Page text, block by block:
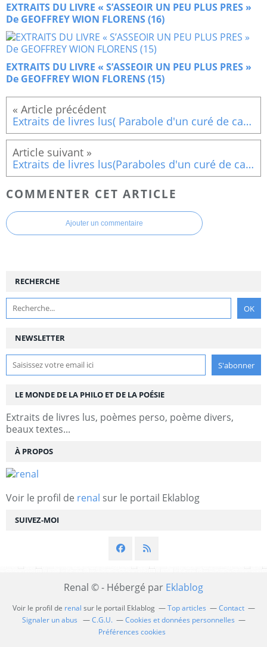
EXTRAITS DU LIVRE « S’ASSEOIR UN PEU PLUS PRES »
De GEOFFREY WION FLORENS (16)
EXTRAITS DU LIVRE « S’ASSEOIR UN PEU PLUS PRES »
De GEOFFREY WION FLORENS (15)
Extraits de livres lus( Parabole d'un curé de campagne tome 3 (La croix)
Extraits de livres lus(Paraboles d'un curé de campagne tome 3) 8
COMMENTER CET ARTICLE
Ajouter un commentaire
NEWSLETTER
SUIVEZ-MOI
RECHERCHE
LE MONDE DE LA PHILO ET DE LA POÉSIE
Extraits de livres lus, poèmes perso, poème divers,
beaux textes...
À PROPOS
Voir le profil de renal sur le portail Eklablog
Renal © - Hébergé par Eklablog
Voir le profil de renal sur le portail Eklablog Top articles
Contact
Signaler un abus
C.G.U.
Cookies et données personnelles
Préférences cookies